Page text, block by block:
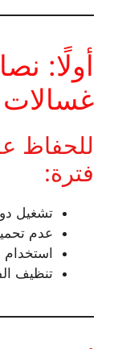
أولًا:
للحفاظ
فترة:
تشغيل
عدم
تنظيف